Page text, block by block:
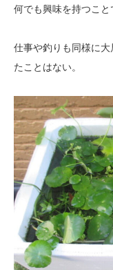
何でも興味を持つこと
仕事や釣りも同様に
たことはない。